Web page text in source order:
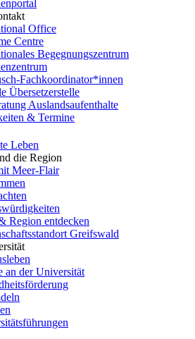
Office
Centre
Begegnungszentrum
Fachkoordinator*innen
Übersetzerstelle
Auslandsaufenthalte
& Termine
Leben
die Region
Meer-Flair
Region entdecken
Greifswald
an der Universität